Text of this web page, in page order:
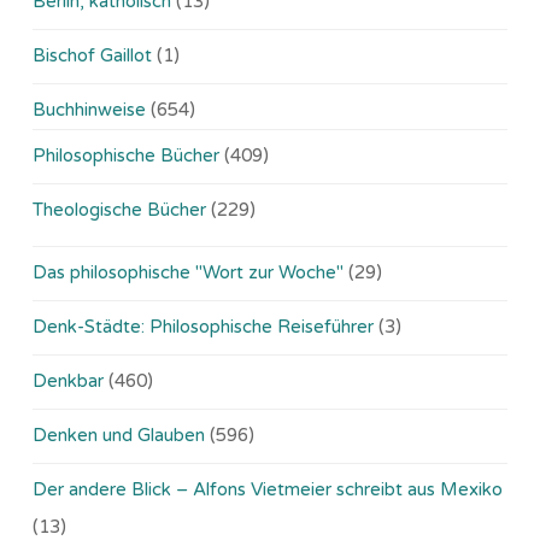
Bischof Gaillot (1)
Buchhinweise (654)
Philosophische Bücher (409)
Theologische Bücher (229)
Das philosophische "Wort zur Woche" (29)
Denk-Städte: Philosophische Reiseführer (3)
Denkbar (460)
Denken und Glauben (596)
Der andere Blick – Alfons Vietmeier schreibt aus Mexiko
(13)